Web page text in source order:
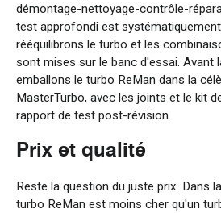
démontage-nettoyage-contrôle-
test approfondi est
rééquilibrons le turbo et les
sont mises sur le banc d'essai. Avant
emballons le turbo ReMan dans la
MasterTurbo, avec les joints et le kit
rapport de test post-révision.
Prix et qualité
Reste la question du juste prix. Dans
turbo ReMan est moins cher qu'un